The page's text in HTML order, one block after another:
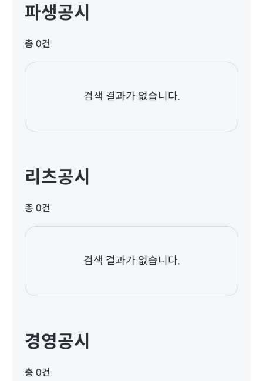
파생공시
총 0건
검색 결과가 없습니다.
리츠공시
총 0건
검색 결과가 없습니다.
경영공시
총 0건